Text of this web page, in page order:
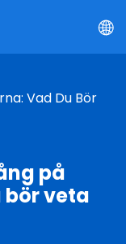
Vad Du Bör
på
bör veta